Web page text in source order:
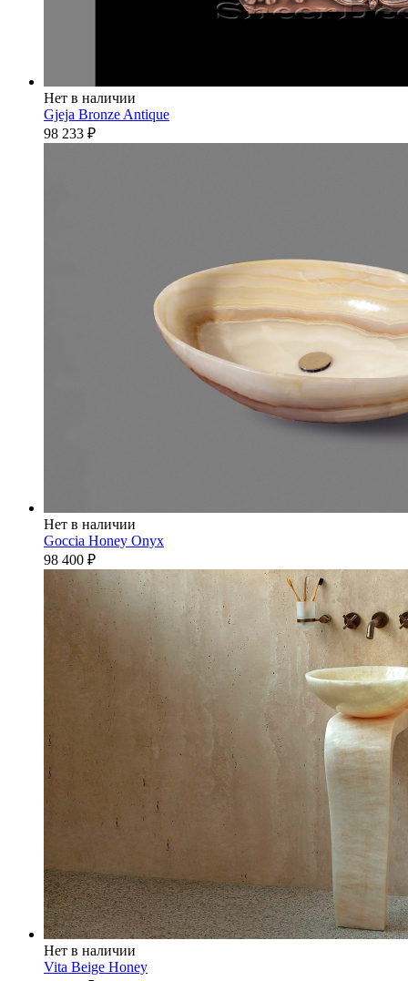
Нет в наличии
Gjeja Bronze Antique
98 233 ₽
Нет в наличии
Goccia Honey Onyx
98 400 ₽
Нет в наличии
Vita Beige Honey